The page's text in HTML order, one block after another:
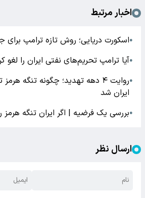
اخبار مرتبط
●اسکورت دریایی؛ روش تازه‌ ترامپ برای
●آیا ترامپ تحریم‌های نفتی ایران را لغو
●
روایت ۴ دهه تهدید؛ چگونه تنگه
ایران شد
●بررسی یک فرضیه | اگر ایران تنگه هرمز
ارسال نظر